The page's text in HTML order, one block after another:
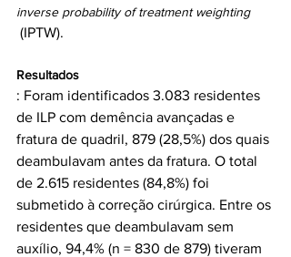
inverse probability of treatment weighting
Resultados
: Foram identificados 3.083 residentes
de ILP com demência avançadas e
fratura de quadril, 879 (28,5%) dos quais
deambulavam antes da fratura. O total
de 2.615 residentes (84,8%) foi
submetido à correção cirúrgica. Entre os
residentes que deambulavam sem
auxílio, 94,4% (n = 830 de 879) tiveram